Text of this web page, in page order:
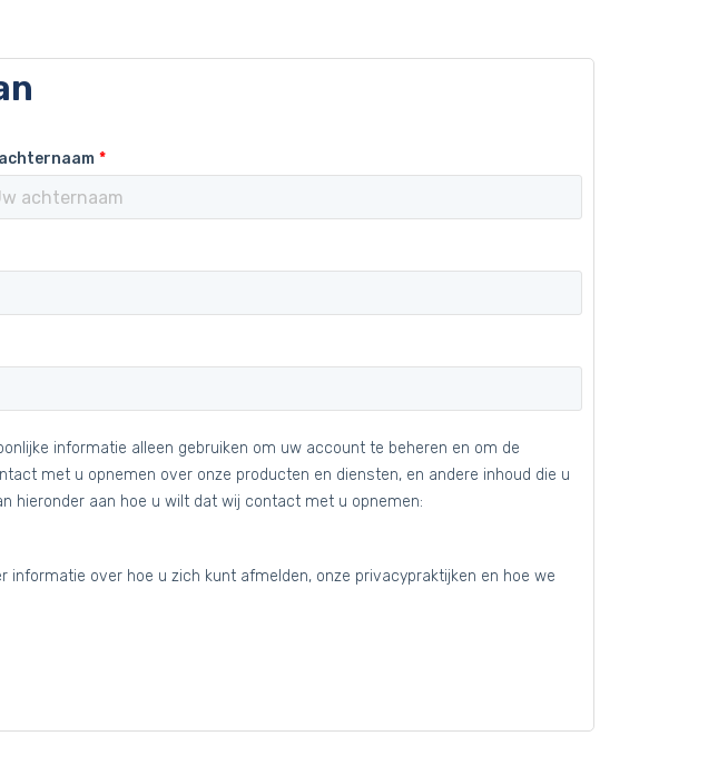
informatie alleen gebruiken om uw account te beheren en om de
met u opnemen over onze producten en diensten, en andere inhoud die u
hieronder aan hoe u wilt dat wij contact met u opnemen:
informatie over hoe u zich kunt afmelden, onze privacypraktijken en hoe we